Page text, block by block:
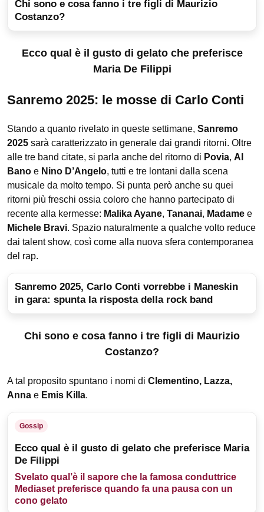
Chi sono e cosa fanno i tre figli di Maurizio
Costanzo?
Ecco qual è il gusto di gelato che preferisce
Maria De Filippi
Sanremo 2025: le mosse di Carlo Conti
Stando a quanto rivelato in queste settimane, Sanremo
2025 sarà caratterizzato in generale dai grandi ritorni. Oltre
alle tre band citate, si parla anche del ritorno di Povia, Al
Bano e Nino D’Angelo, tutti e tre lontani dalla scena
musicale da molto tempo. Si punta però anche su quei
ritorni più freschi ossia coloro che hanno partecipato di
recente alla kermesse: Malika Ayane, Tananai, Madame e
Michele Bravi. Spazio naturalmente a qualche volto reduce
dai talent show, così come alla nuova sfera contemporanea
del rap.
Sanremo 2025, Carlo Conti vorrebbe i Maneskin
in gara: spunta la risposta della rock band
Chi sono e cosa fanno i tre figli di Maurizio
Costanzo?
A tal proposito spuntano i nomi di Clementino, Lazza,
Anna e Emis Killa.
Gossip
Ecco qual è il gusto di gelato che preferisce Maria
De Filippi
Svelato qual’è il sapore che la famosa conduttrice
Mediaset preferisce quando fa una pausa con un
cono gelato